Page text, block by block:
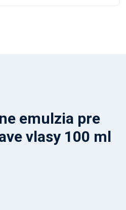
emulzia pre
vlasy 100 ml